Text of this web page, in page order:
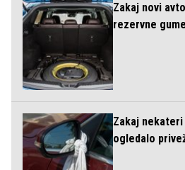
Zakaj novi
rezervne
Zakaj
ogledalo